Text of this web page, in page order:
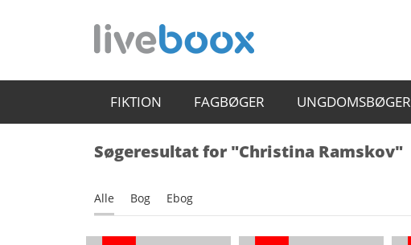
FIKTION FAGBØGER UNGDOMSBØGER
Søgeresultat for "Christina Ramskov"
Alle Bog Ebog